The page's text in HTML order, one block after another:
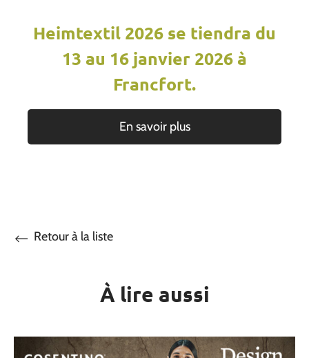
Heimtextil 2026 se tiendra du
13 au 16 janvier 2026 à
Francfort.
En savoir plus
Retour à la liste
À lire aussi